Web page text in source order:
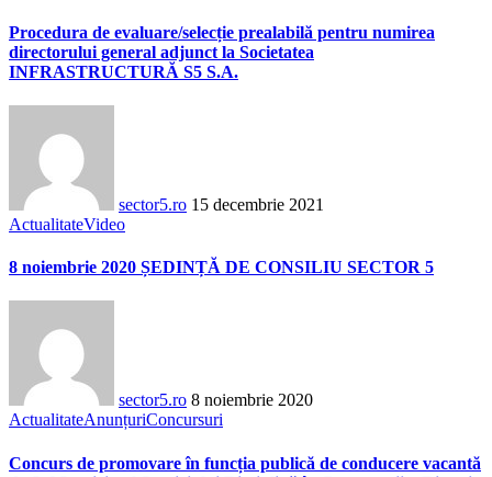
Procedura de evaluare/selecție prealabilă pentru numirea
directorului general adjunct la Societatea
INFRASTRUCTURĂ S5 S.A.
sector5.ro 15 decembrie 2021
ActualitateVideo
8 noiembrie 2020 ȘEDINȚĂ DE CONSILIU SECTOR 5
sector5.ro 8 noiembrie 2020
ActualitateAnunțuriConcursuri
Concurs de promovare în funcția publică de conducere vacantă